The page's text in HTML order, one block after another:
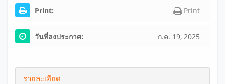
Print: Print
วันที่ลงประกาศ: ก.ค. 19, 2025
รายละเอียด